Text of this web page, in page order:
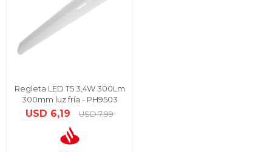
Regleta LED T5 3,4W 300Lm
300mm luz fría - PH9503
USD 6,19 USD 7,99